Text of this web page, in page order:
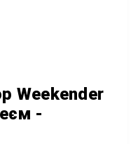
Weekender
-